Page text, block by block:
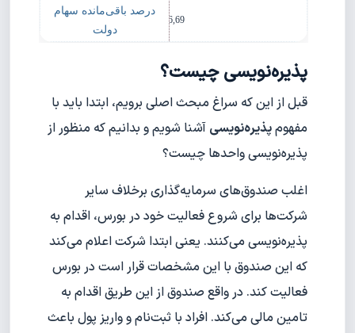
16,69
پذیره‌نویسی چیست؟
قبل از این که سراغ مبحث اصلی برویم، ابتدا باید با
مفهومپذیره‌نویسی آشنا شویم و بدانیم که منظور از
پذیره‌نویسی واحدها چیست؟
اغلب صندوق‌های سرمایه‌گذاری برخلاف سایر
شرکت‌ها برای شروع فعالیت خود در بورس، اقدام به
پذیره‌نویسی می‌کنند. یعنی ابتدا شرکت اعلام می‌کند
که این صندوق با این مشخصات قرار است در بورس
فعالیت کند. در واقع صندوق از این طریق اقدام به
تامین مالی می‌کند. افراد با ثبت‌نام و واریز پول باعث